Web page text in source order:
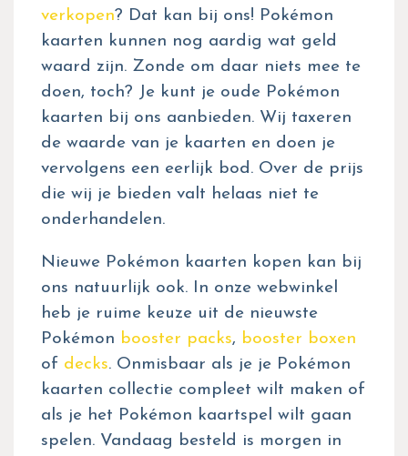
verkopen? Dat kan bij ons! Pokémon
kaarten kunnen nog aardig wat geld
waard zijn. Zonde om daar niets mee te
doen, toch? Je kunt je oude Pokémon
kaarten bij ons aanbieden. Wij taxeren
de waarde van je kaarten en doen je
vervolgens een eerlijk bod. Over de prijs
die wij je bieden valt helaas niet te
onderhandelen.
Nieuwe Pokémon kaarten kopen kan bij
ons natuurlijk ook. In onze webwinkel
heb je ruime keuze uit de nieuwste
Pokémon booster packs, booster boxen
of decks. Onmisbaar als je je Pokémon
kaarten collectie compleet wilt maken of
als je het Pokémon kaartspel wilt gaan
spelen. Vandaag besteld is morgen in